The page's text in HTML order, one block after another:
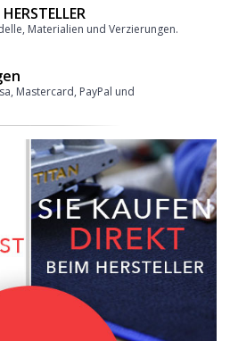
Materialien und Verzierungen.
Mastercard, PayPal und